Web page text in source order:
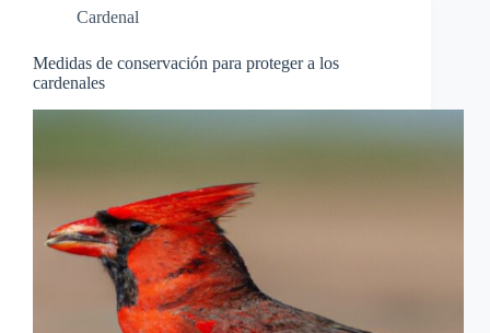
Cardenal
Medidas de conservación para proteger a los
cardenales